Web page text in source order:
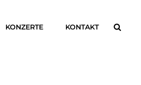
KONZERTE KONTAKT